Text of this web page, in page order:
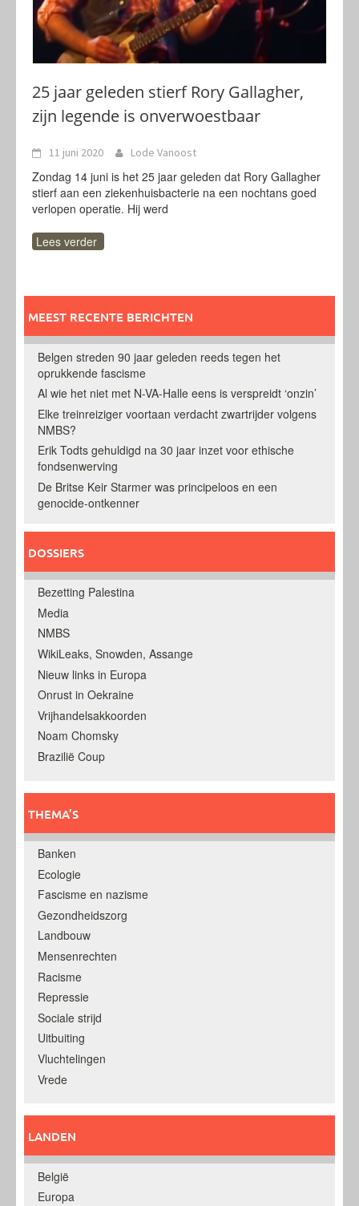
25 jaar geleden stierf Rory Gallagher,
zijn legende is onverwoestbaar
11 juni 2020 Lode Vanoost
Zondag 14 juni is het 25 jaar geleden dat Rory Gallagher
stierf aan een ziekenhuisbacterie na een nochtans goed
verlopen operatie. Hij werd
Lees verder
MEEST RECENTE BERICHTEN
Belgen streden 90 jaar geleden reeds tegen het
oprukkende fascisme
Al wie het niet met N-VA-Halle eens is verspreidt ‘onzin’
Elke treinreiziger voortaan verdacht zwartrijder volgens
NMBS?
Erik Todts gehuldigd na 30 jaar inzet voor ethische
fondsenwerving
De Britse Keir Starmer was principeloos en een
genocide-ontkenner
DOSSIERS
Bezetting Palestina
Media
NMBS
WikiLeaks, Snowden, Assange
Nieuw links in Europa
Onrust in Oekraine
Vrijhandelsakkoorden
Noam Chomsky
Brazilië Coup
THEMA’S
Banken
Ecologie
Fascisme en nazisme
Gezondheidszorg
Landbouw
Mensenrechten
Racisme
Repressie
Sociale strijd
Uitbuiting
Vluchtelingen
Vrede
LANDEN
België
Europa